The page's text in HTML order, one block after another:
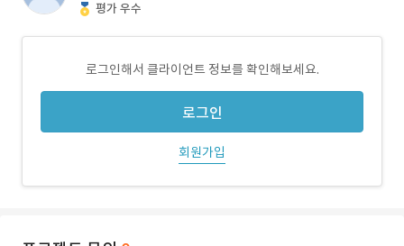
평가 우수
로그인해서 클라이언트 정보를 확인해보세요.
로그인
회원가입